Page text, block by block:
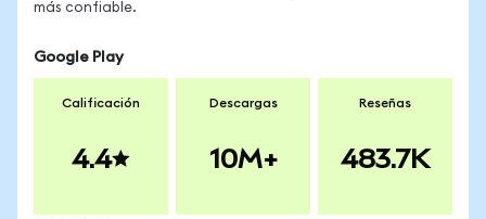
más confiable.
Google Play
Calificación
4.4
Descargas
10M+
Reseñas
483.7K